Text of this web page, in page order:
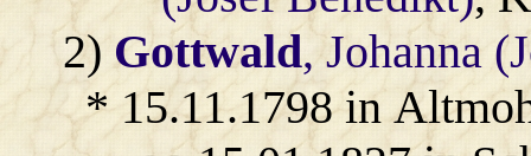
2) Gottwald, Johanna
* 15.11.1798 in